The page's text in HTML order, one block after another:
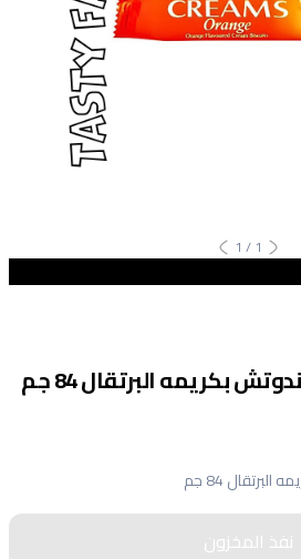
1
/
1
بكريمه البرتقال 84 جم
84 جم
نفذ المخزون